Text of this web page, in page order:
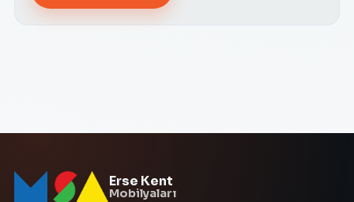
Erse Kent
Mobilyaları